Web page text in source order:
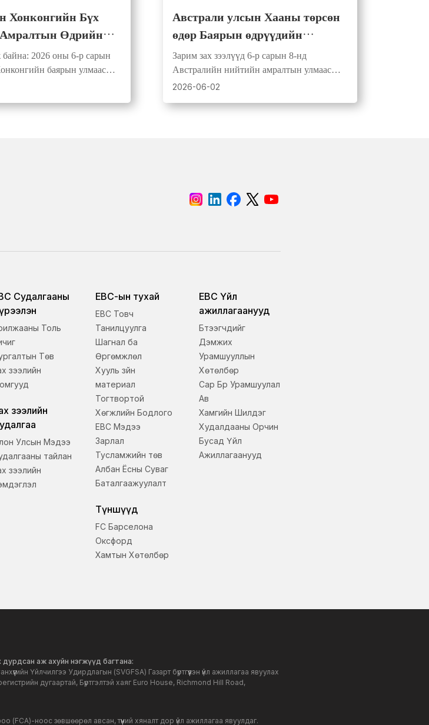
Хонконгийн Бүх
Өдрийн
Хуваарь
2026 оны 6-р сарын
баярын улмаас
өөрчлөгдөж, спред тэлж
Австрали улсын Хааны төрсөн
өдөр Баярын өдрүүдийн
арилжааны хуваарь
Зарим зах зээлүүд 6-р сарын 8-нд
Австралийн нийтийн амралтын улмаас
арилжааны цагийг өөрчилнө. Энэ үеэр
2026-06-02
Судалгааны
Толь
Төв
зээлийн
зээлийн
Улсын Мэдээ
тайлан
зээлийн
ЕВС-ын тухай
EBC Товч
Танилцуулга
Шагнал ба
Өргөмжлөл
Хууль зүйн
материал
Тогтвортой
Хөгжлийн Бодлого
EBC Мэдээ
Зарлал
Тусламжийн төв
Албан Ёсны Суваг
Баталгаажуулалт
Түншүүд
FC Барселона
Оксфорд
Хамтын Хөтөлбөр
EBC Үйл
ажиллагаанууд
Бүтээгчдийг
Дэмжих
Урамшууллын
Хөтөлбөр
Сар Бүр Урамшуулал
Ав
Хамгийн Шилдэг
Худалдааны Орчин
Бусад Үйл
Ажиллагаанууд
аж ахуйн нэгжүүд багтана:
Үйлчилгээ Удирдлагын (SVGFSA) Газарт бүртгүүлэн үйл ажиллагаа явуулах
дугаартай, Бүртгэлтэй хаяг Euro House, Richmond Hill Road,
(FCA)-ноос зөвшөөрөл авсан, түүний хяналт дор үйл ажиллагаа явуулдаг.